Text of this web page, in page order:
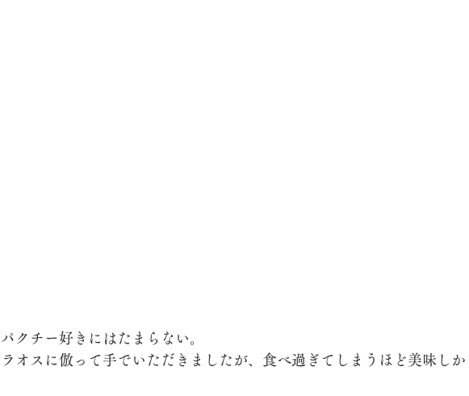
パクチー好きにはたまらない。
ラオスに倣って手でいただきましたが、食べ過ぎてしまうほど美味しか